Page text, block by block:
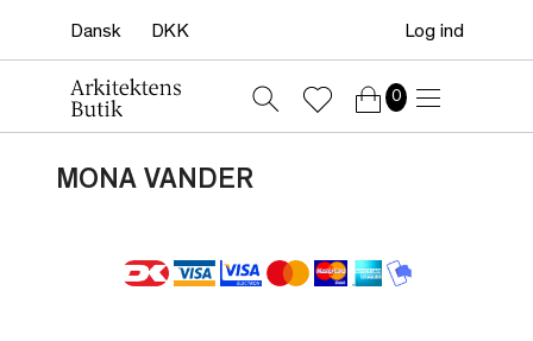
Log ind
0
MONA VANDER